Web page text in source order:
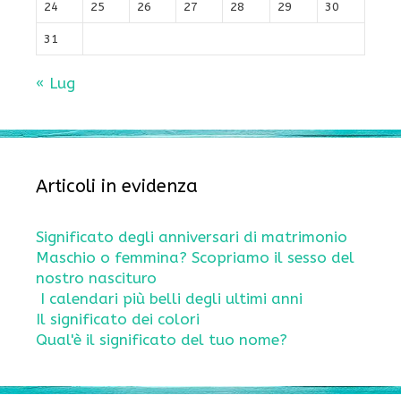
24 25 26 27 28 29 30
31
« Lug
Articoli in evidenza
Significato degli anniversari di matrimonio
Maschio o femmina? Scopriamo il sesso del
nostro nascituro
I calendari più belli degli ultimi anni
Il significato dei colori
Qual'è il significato del tuo nome?